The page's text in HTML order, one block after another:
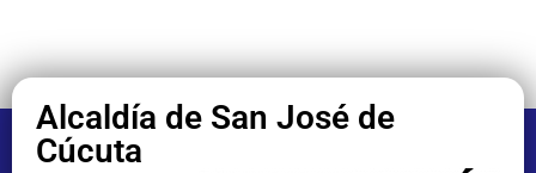
Alcaldía de San José de
Cúcuta